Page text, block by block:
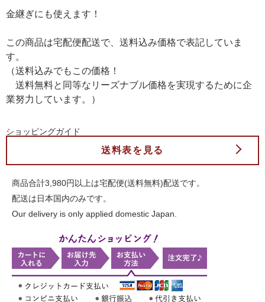
金継ぎにも使えます！
この商品は宅配便配送で、送料込み価格で表記していま
す。
（送料込みでもこの価格！
送料無料と同等なリーズナブル価格を実現するために企
業努力しています。）
ショッピングガイド
送料表を見る
商品合計3,980円以上は宅配便(送料無料)配送です。
配送は日本国内のみです。
Our delivery is only applied domestic Japan.